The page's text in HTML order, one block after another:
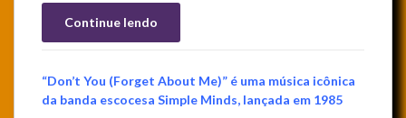
Continue lendo
“Don’t You (Forget About Me)” é uma música icônica
da banda escocesa Simple Minds, lançada em 1985